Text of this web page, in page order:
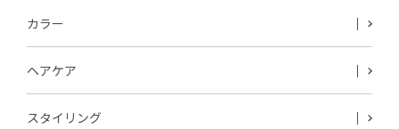
カラー
ヘアケア
スタイリング